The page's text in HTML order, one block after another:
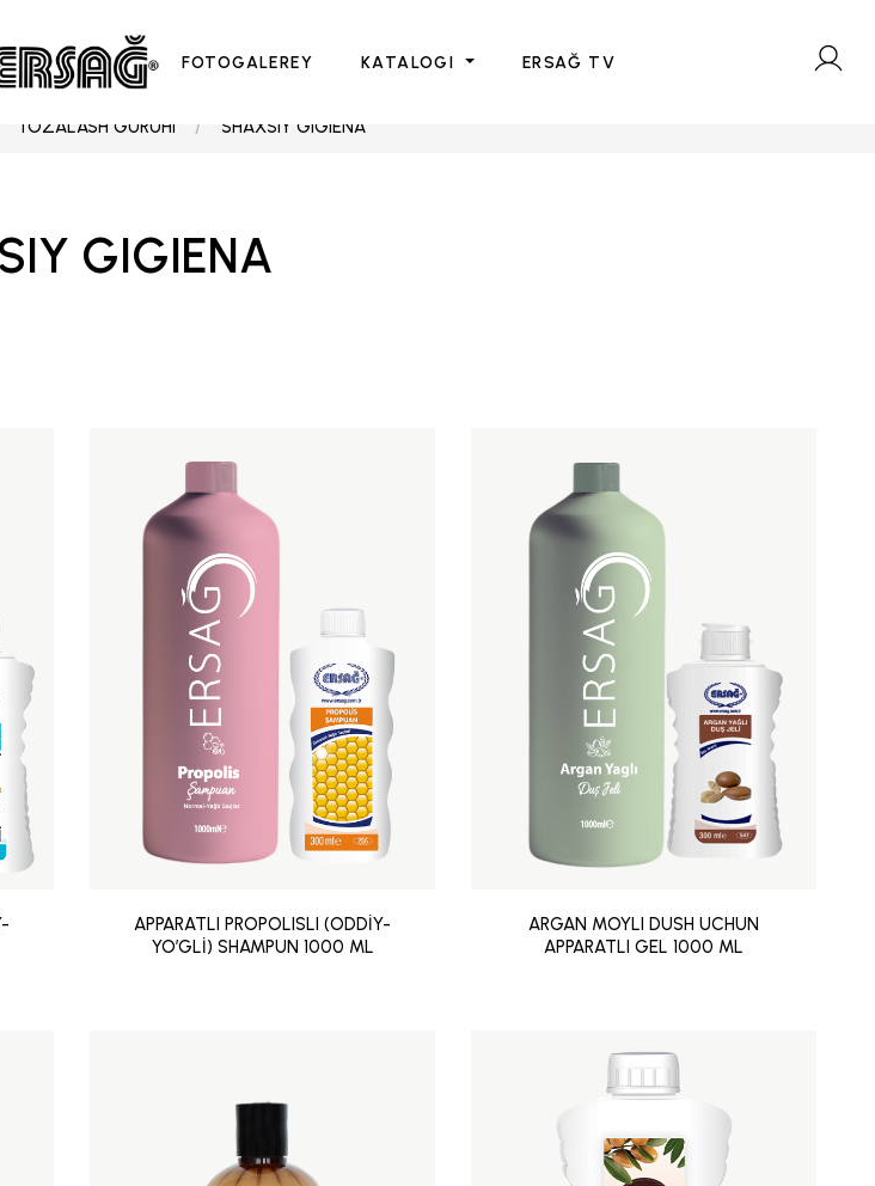
FOTOGALEREY KATALOGI ERSAĞ TV
TOZALASH GURUHI SHAXSIY GIGIENA
GIGIENA
APPARATLI PROPOLISLI (ODDİY-
YO’GLİ) SHAMPUN 1000 ML
ARGAN MOYLI DUSH UCHUN
APPARATLI GEL 1000 ML